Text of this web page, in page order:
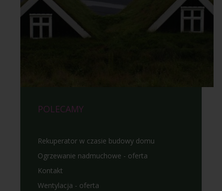
POLECAMY
Rekuperator w czasie budowy domu
Ogrzewanie nadmuchowe - oferta
Kontakt
Wentylacja - oferta